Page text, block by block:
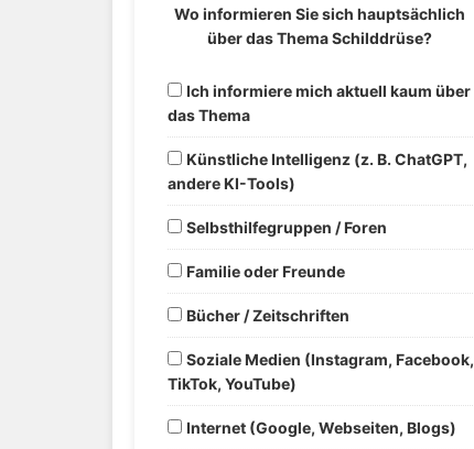
Wo informieren Sie sich hauptsächlich
über das Thema Schilddrüse?
Ich informiere mich aktuell kaum über
das Thema
Künstliche Intelligenz (z. B. ChatGPT,
andere KI-Tools)
Selbsthilfegruppen / Foren
Familie oder Freunde
Bücher / Zeitschriften
Soziale Medien (Instagram, Facebook,
TikTok, YouTube)
Internet (Google, Webseiten, Blogs)